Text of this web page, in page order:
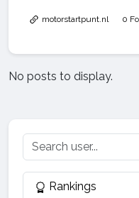
motorstartpunt.nl 0
No posts to display.
Rankings